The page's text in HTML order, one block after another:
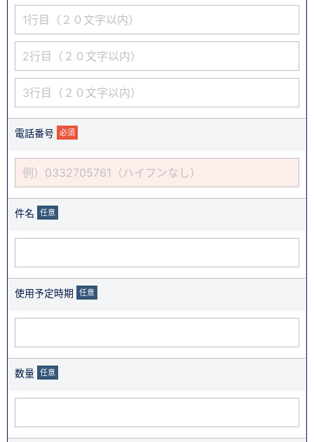
電話番号 必須
件名 任意
使用予定時期 任意
数量 任意